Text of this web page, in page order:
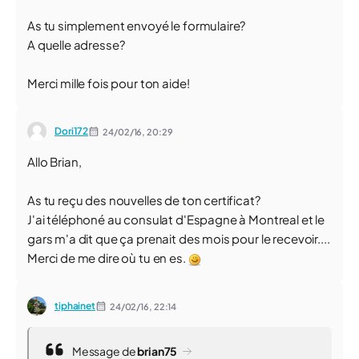
As tu simplement envoyé le formulaire?
A quelle adresse?
Merci mille fois pour ton aide!
Dori172 24/02/16,20:29
Allo Brian,
As tu reçu des nouvelles de ton certificat?
J'ai téléphoné au consulat d'Espagne à Montreal et le
gars m'a dit que ça prenait des mois pour le recevoir....
Merci de me dire où tu en es.
tiphainet 24/02/16, 22:14
Message debrian75